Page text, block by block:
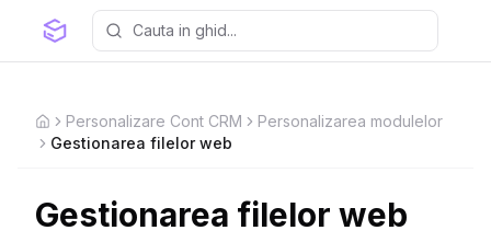
HomePersonalizare Cont CRM
Personalizarea modulelor
Gestionarea filelor web
Gestionarea filelor web